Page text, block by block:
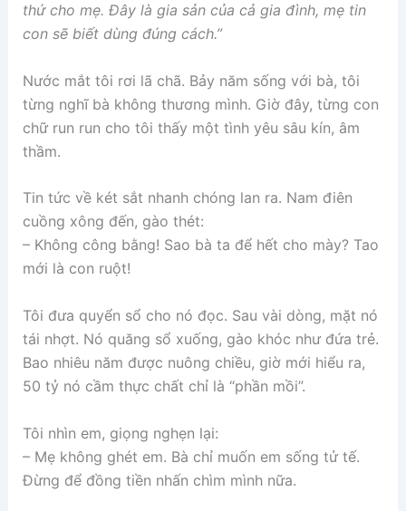
thứ cho mẹ. Đây là gia sản của cả gia đình, mẹ tin
con sẽ biết dùng đúng cách.”
Nước mắt tôi rơi lã chã. Bảy năm sống với bà, tôi
từng nghĩ bà không thương mình. Giờ đây, từng con
chữ run run cho tôi thấy một tình yêu sâu kín, âm
thầm.
Tin tức về két sắt nhanh chóng lan ra. Nam điên
cuồng xông đến, gào thét:
– Không công bằng! Sao bà ta để hết cho mày? Tao
mới là con ruột!
Tôi đưa quyển sổ cho nó đọc. Sau vài dòng, mặt nó
tái nhợt. Nó quăng sổ xuống, gào khóc như đứa trẻ.
Bao nhiêu năm được nuông chiều, giờ mới hiểu ra,
50 tỷ nó cầm thực chất chỉ là “phần mồi”.
Tôi nhìn em, giọng nghẹn lại:
– Mẹ không ghét em. Bà chỉ muốn em sống tử tế.
Đừng để đồng tiền nhấn chìm mình nữa.